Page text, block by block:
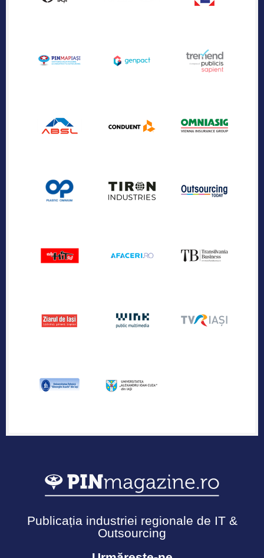
Publicația industriei regionale de IT &
Outsourcing